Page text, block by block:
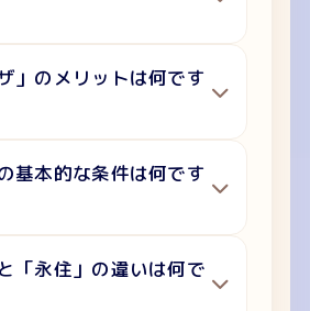
」のメリットは何です
基本的な条件は何です
「永住」の違いは何で